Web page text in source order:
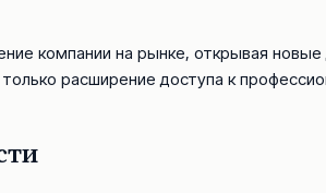
компании на рынке, открывая
расширение доступа к